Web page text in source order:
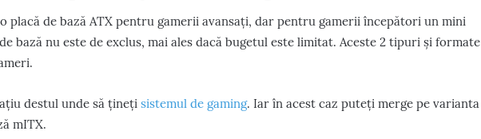
placă de bază ATX pentru gamerii avansați, dar pentru gamerii începători un mini
bază nu este de exclus, mai ales dacă bugetul este limitat. Aceste 2 tipuri și formate
destul unde să țineți sistemul de gaming. Iar în acest caz puteți merge pe varianta
mITX.